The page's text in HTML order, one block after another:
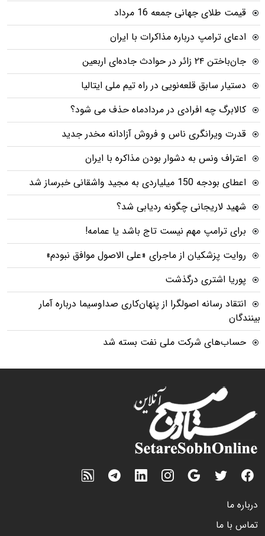
قیمت طلای جهانی جمعه 16 مرداد
ادعای ترامپ درباره مذاکرات با ایران
جان‌باختن ۲۴ زائر در حوادث جاده‌ای اربعین
دستیار سابق قلعه‌نویی در راه تیم ملی ایتالیا
کالابرگ چه افرادی در مردادماه حذف می شود؟
قدرت ویرانگری ناس و فروش آزادانه مخدر جدید
اعتراف ونس به دشوار بودن مذاکره با ایران
اعطای بودجه 150 میلیاردی به مجید واشقانی خبرساز شد
شهید لاریجانی چگونه ردیابی شد؟
برای ترامپ مهم نیست تاج باشد یا عمامه!
روایت پزشکیان از ماجرای «علی الاصول موافق نبودم»
پوریا اشتری درگذشت
انتقاد رسانه اصولگرا از پنهان‌کاری صداوسیما درباره آمار
بینندگان
حساب‌های شرکت ملی نفت بسته شد
درباره ما
تماس با ما